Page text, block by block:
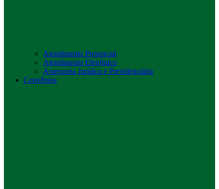
Atendimento Presencial
Atendimento Eletrônico
Assessoria Jurídica e Previdenciária
Convênios